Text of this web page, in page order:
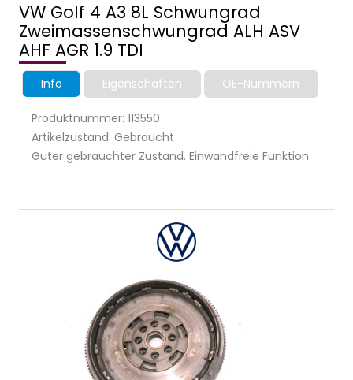
VW Golf 4 A3 8L Schwungrad
Zweimassenschwungrad ALH ASV
AHF AGR 1.9 TDI
Info Eigenschaften OE-Nummern
Produktnummer: 113550
Artikelzustand: Gebraucht
Guter gebrauchter Zustand. Einwandfreie Funktion.